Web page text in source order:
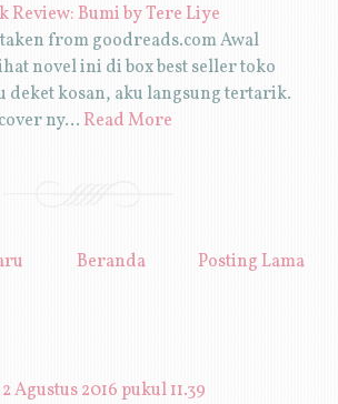
Review: Bumi by Tere Liye
from goodreads.com Awal
novel ini di box best seller toko
deket kosan, aku langsung tertarik.
ny… Read More
Posting Lama
Beranda
2 Agustus 2016 pukul 11.39